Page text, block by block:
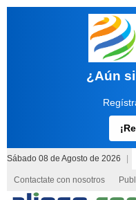
¿Aún
Sábado 08 de Agosto de 2026
Contactate con nosotros